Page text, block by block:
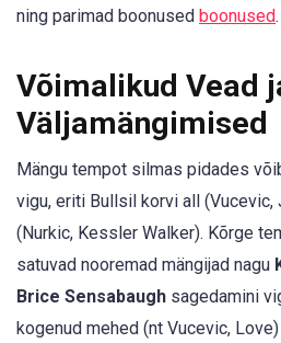
ning parimad boonused boonused.
Võimalikud Vead
Väljamängimised
Mängu tempot silmas pidades
vigu, eriti Bullsil korvi all
(Nurkic, Kessler Walker). Kõrge
satuvad nooremad mängijad nagu
Brice Sensabaugh sagedamini
kogenud mehed (nt Vucevic,